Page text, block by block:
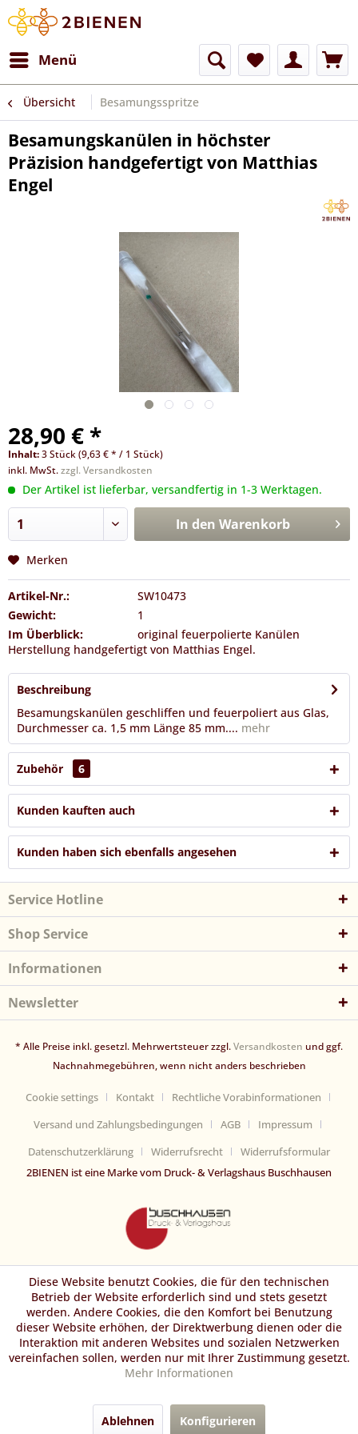
Menü
Übersicht Besamungsspritze
Besamungskanülen in höchster
Präzision handgefertigt von Matthias
Engel
28,90 € *
Inhalt:3 Stück (9,63 € * / 1 Stück)
inkl. MwSt.zzgl. Versandkosten
Der Artikel ist lieferbar, versandfertig in 1-3 Werktagen.
In den Warenkorb
Merken
Artikel-Nr.:
SW10473
Gewicht:
1
Im Überblick:
original feuerpolierte Kanülen
Herstellung handgefertigt von Matthias Engel.
Beschreibung
Besamungskanülen geschliffen und feuerpoliert aus Glas,
Durchmesser ca. 1,5 mm Länge 85 mm.... mehr
Zubehör 6
Kunden kauften auch
Kunden haben sich ebenfalls angesehen
Service Hotline
Shop Service
Informationen
Newsletter
* Alle Preise inkl. gesetzl. Mehrwertsteuer zzgl.Versandkosten und ggf.
Nachnahmegebühren, wenn nicht anders beschrieben
Cookie settings Kontakt
Rechtliche Vorabinformationen
Versand und Zahlungsbedingungen
AGB
Impressum
Datenschutzerklärung
Widerrufsrecht
Widerrufsformular
2BIENEN ist eine Marke vom Druck- & Verlagshaus Buschhausen
Diese Website benutzt Cookies, die für den technischen
Betrieb der Website erforderlich sind und stets gesetzt
werden. Andere Cookies, die den Komfort bei Benutzung
dieser Website erhöhen, der Direktwerbung dienen oder die
Interaktion mit anderen Websites und sozialen Netzwerken
vereinfachen sollen, werden nur mit Ihrer Zustimmung gesetzt.
Mehr Informationen
Ablehnen Konfigurieren